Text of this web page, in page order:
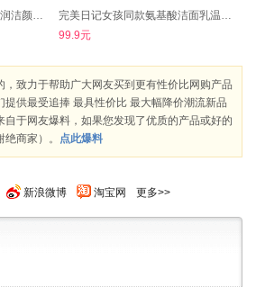
【拍两件】三生花氨基酸舒润洁颜蜜160ml
完美日记女孩同款氨基酸洁面乳温和不紧绷
99.9元
，致力于帮助广大网友买到更有性价比网购产品
供最受追捧 最具性价比 最大幅降价潮流新品
自于网友爆料，如果您发现了优质的产品或好的
商家）。 点此爆料
新浪微博 淘宝网 更多>>